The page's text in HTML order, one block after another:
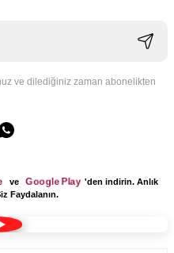
ve dilediğiniz zaman abonelikten
ve Google Play 'den indirin. Anlık
Faydalanın.